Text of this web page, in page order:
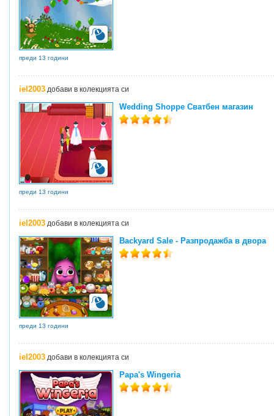
преди 13 години
iel2003 добави в колекцията си
Wedding Shoppe Сватбен магазин
преди 13 години
iel2003 добави в колекцията си
Backyard Sale - Разпродажба в двора
преди 13 години
iel2003 добави в колекцията си
Papa's Wingeria